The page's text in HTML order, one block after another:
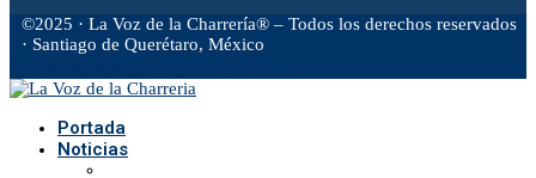
©2025 · La Voz de la Charrería® – Todos los derechos reservados
· Santiago de Querétaro, México
Portada
Noticias